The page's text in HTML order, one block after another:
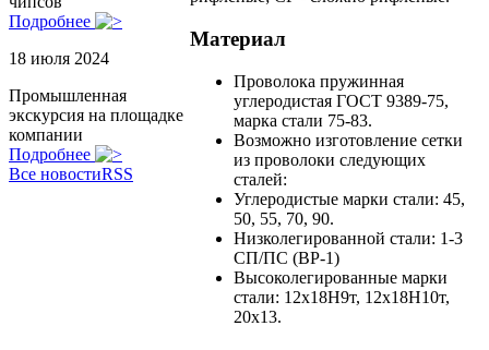
Подробнее
18 июля 2024
Промышленная
экскурсия на площадке
компании
Подробнее
Все новостиRSS
Материал
Проволока пружинная
углеродистая ГОСТ 9389-75,
марка стали 75-83.
Возможно изготовление сетки
из проволоки следующих
сталей:
Углеродистые марки стали: 45,
50, 55, 70, 90.
Низколегированной стали: 1-3
СП/ПС (ВР-1)
Высоколегированные марки
стали: 12х18H9т, 12х18H10т,
20х13.